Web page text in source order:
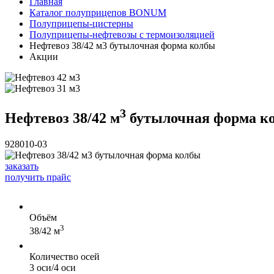
Каталог полуприцепов BONUM
Полуприцепы-цистерны
Полуприцепы-нефтевозы с термоизоляцией
Нефтевоз 38/42 м3 бутылочная форма колбы
Акции
Нефтевоз 38/42 м3 бутылочная форма
928010-03
заказать
получить прайс
Объём
38/42 м3
Количество осей
3 оси/4 оси